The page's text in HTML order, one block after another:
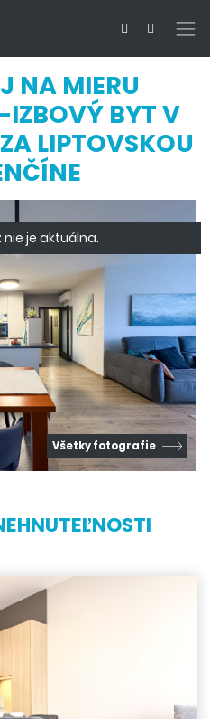
NA MIERU
BYT V
LIPTOVSKOU
je aktuálna.
Všetky fotografie